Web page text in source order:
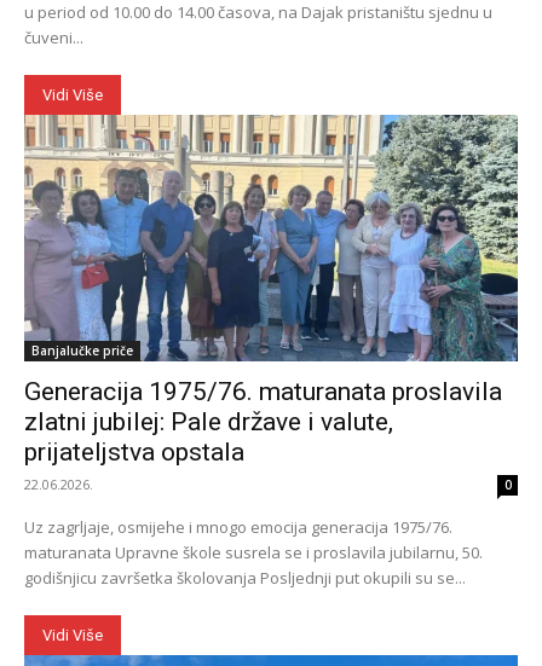
u period od 10.00 do 14.00 časova, na Dajak pristaništu sjednu u
čuveni...
Vidi Više
Banjalučke priče
Generacija 1975/76. maturanata proslavila
zlatni jubilej: Pale države i valute,
prijateljstva opstala
22.06.2026. 0
Uz zagrljaje, osmijehe i mnogo emocija generacija 1975/76.
maturanata Upravne škole susrela se i proslavila jubilarnu, 50.
godišnjicu završetka školovanja Posljednji put okupili su se...
Vidi Više